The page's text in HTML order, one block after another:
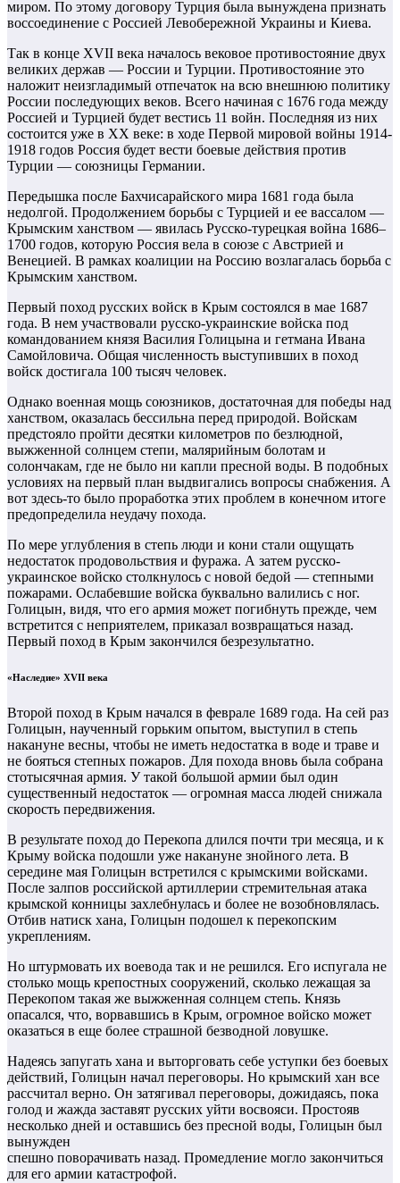
миром. По этому договору Турция была вынуждена признать
воссоединение с Россией Левобережной Украины и Киева.
Так в конце XVII века началось вековое противостояние двух
великих держав — России и Турции. Противостояние это
наложит неизгладимый отпечаток на всю внешнюю политику
России последующих веков. Всего начиная с 1676 года между
Россией и Турцией будет вестись 11 войн. Последняя из них
состоится уже в XX веке: в ходе Первой мировой войны 1914-
1918 годов Россия будет вести боевые действия против
Турции — союзницы Германии.
Передышка после Бахчисарайского мира 1681 года была
недолгой. Продолжением борьбы с Турцией и ее вассалом —
Крымским ханством — явилась Русско-турецкая война 1686–
1700 годов, которую Россия вела в союзе с Австрией и
Венецией. В рамках коалиции на Россию возлагалась борьба с
Крымским ханством.
Первый поход русских войск в Крым состоялся в мае 1687
года. В нем участвовали русско-украинские войска под
командованием князя Василия Голицына и гетмана Ивана
Самойловича. Общая численность выступивших в поход
войск достигала 100 тысяч человек.
Однако военная мощь союзников, достаточная для победы над
ханством, оказалась бессильна перед природой. Войскам
предстояло пройти десятки километров по безлюдной,
выжженной солнцем степи, малярийным болотам и
солончакам, где не было ни капли пресной воды. В подобных
условиях на первый план выдвигались вопросы снабжения. А
вот здесь‑то было проработка этих проблем в конечном итоге
предопределила неудачу похода.
По мере углубления в степь люди и кони стали ощущать
недостаток продовольствия и фуража. А затем русско-
украинское войско столкнулось с новой бедой — степными
пожарами. Ослабевшие войска буквально валились с ног.
Голицын, видя, что его армия может погибнуть прежде, чем
встретится с неприятелем, приказал возвращаться назад.
Первый поход в Крым закончился безрезультатно.
«Наследие» XVII века
Второй поход в Крым начался в феврале 1689 года. На сей раз
Голицын, наученный горьким опытом, выступил в степь
накануне весны, чтобы не иметь недостатка в воде и траве и
не бояться степных пожаров. Для похода вновь была собрана
стотысячная армия. У такой большой армии был один
существенный недостаток — огромная масса людей снижала
скорость передвижения.
В результате поход до Перекопа длился почти три месяца, и к
Крыму войска подошли уже накануне знойного лета. В
середине мая Голицын встретился с крымскими войсками.
После залпов российской артиллерии стремительная атака
крымской конницы захлебнулась и более не возобновлялась.
Отбив натиск хана, Голицын подошел к перекопским
укреплениям.
Но штурмовать их воевода так и не решился. Его испугала не
столько мощь крепостных сооружений, сколько лежащая за
Перекопом такая же выжженная солнцем степь. Князь
опасался, что, ворвавшись в Крым, огромное войско может
оказаться в еще более страшной безводной ловушке.
Надеясь запугать хана и выторговать себе уступки без боевых
действий, Голицын начал переговоры. Но крымский хан все
рассчитал верно. Он затягивал переговоры, дожидаясь, пока
голод и жажда заставят русских уйти восвояси. Простояв
несколько дней и оставшись без пресной воды, Голицын был
вынужден
спешно поворачивать назад. Промедление могло закончиться
для его армии катастрофой.